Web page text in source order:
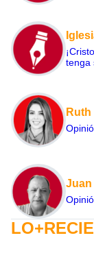
tenga
Juan